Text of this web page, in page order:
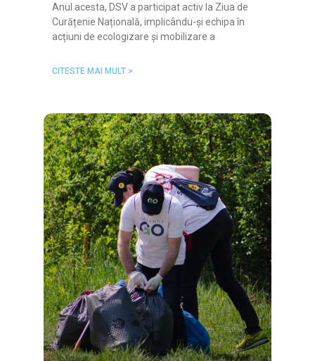
Anul acesta, DSV a participat activ la Ziua de
Curățenie Națională, implicându-și echipa în
acțiuni de ecologizare și mobilizare a
CITESTE MAI MULT >